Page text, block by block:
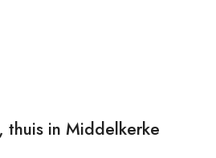
thuis in Middelkerke